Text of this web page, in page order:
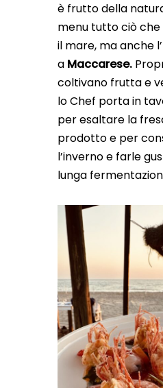
è frutto della
menu tutto ciò
il mare, ma anche l’
a Maccarese.
coltivano frutta e
lo Chef porta in
per esaltare la
prodotto e per
l’inverno e farle
lunga